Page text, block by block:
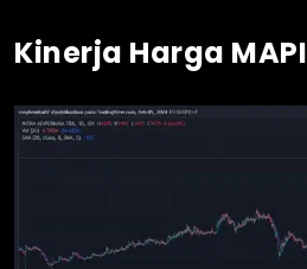
Kinerja Harga MAPI